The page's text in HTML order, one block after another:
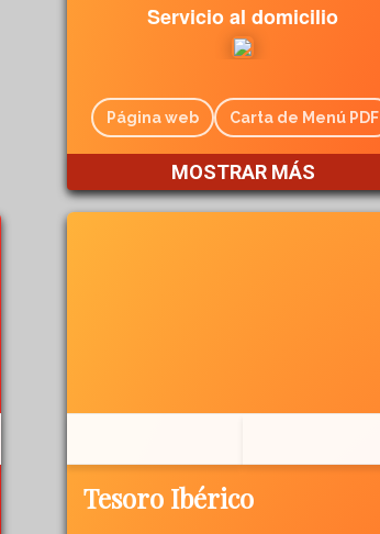
Servicio al domicilio
Página web Carta de Menú PDF
MOSTRAR MÁS
Tesoro Ibérico